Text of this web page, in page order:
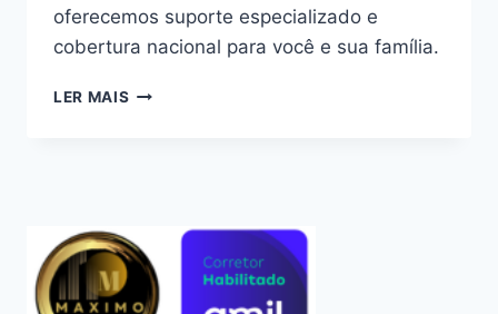
oferecemos suporte especializado e
cobertura nacional para você e sua família.
LER MAIS PLANO
NACIONAL
E
ATENDIMENTO
PREMIUM